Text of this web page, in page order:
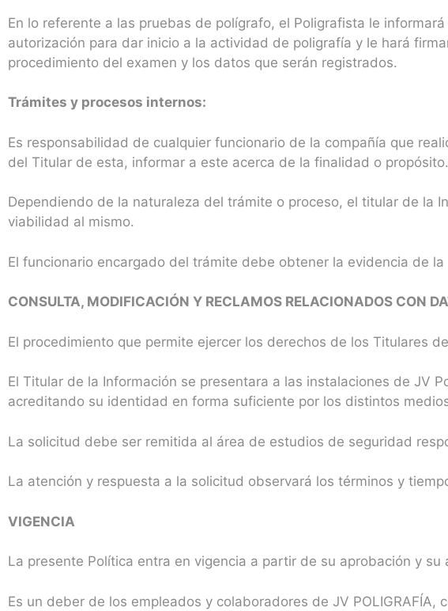
En lo referente a las pruebas de polígrafo, el Poligrafista le
autorización para dar inicio a la actividad de poligrafía y le hará
procedimiento del examen y los datos que serán registrados.
Trámites y procesos internos:
Es responsabilidad de cualquier funcionario de la compañía que
del Titular de esta, informar a este acerca de la finalidad o propósito.
Dependiendo de la naturaleza del trámite o proceso, el titular de la
viabilidad al mismo.
El funcionario encargado del trámite debe obtener la evidencia de
CONSULTA, MODIFICACIÓN Y RECLAMOS RELACIONADOS CON
El procedimiento que permite ejercer los derechos de los Titulares
El Titular de la Información se presentara a las instalaciones de JV
acreditando su identidad en forma suficiente por los distintos
La solicitud debe ser remitida al área de estudios de seguridad
La atención y respuesta a la solicitud observará los términos y
VIGENCIA
La presente Política entra en vigencia a partir de su aprobación y
Es un deber de los empleados y colaboradores de JV